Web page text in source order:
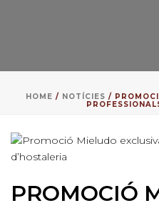
HOME / NOTÍCIES /
PROMOCIÓ